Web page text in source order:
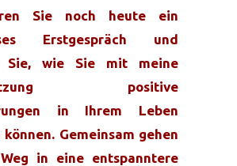
Sie noch heute ein
Erstgespräch und
Sie, wie Sie mit meine
positive
in Ihrem Leben
Gemeinsam gehen
in eine entspanntere